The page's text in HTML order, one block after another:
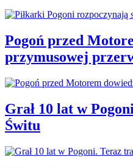
Pogoń przed
przymusowej
Grał 10 lat w
Świtu